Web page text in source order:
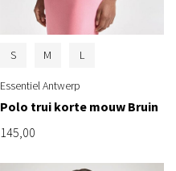
S M L
Essentiel Antwerp
Polo trui korte mouw Bruin
145,00